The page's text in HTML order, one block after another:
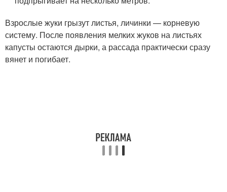
Взрослые жуки грызут листья, личинки — корневую
систему. После появления мелких жуков на листьях
капусты остаются дырки, а рассада практически сразу
вянет и погибает.